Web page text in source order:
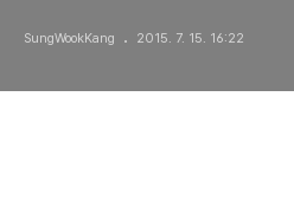
SungWookKang 2015. 7. 15. 16:22